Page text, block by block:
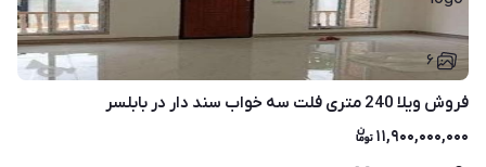
۶
فروش ویلا 240 متری فلت سه خواب سند دار در بابلسر
۱۱,۹۰۰,۰۰۰,۰۰۰